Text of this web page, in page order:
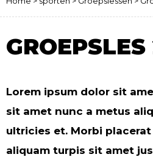
GROEPSLES
Lorem ipsum dolor sit
sit amet nunc a metus
ultricies et. Morbi
aliquam turpis sit amet